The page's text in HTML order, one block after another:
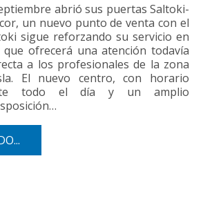
abrió sus puertas Saltoki-
un nuevo punto de venta con el
sigue reforzando su servicio en
ofrecerá una atención todavía
a los profesionales de la zona
El nuevo centro, con horario
todo el día y un amplio